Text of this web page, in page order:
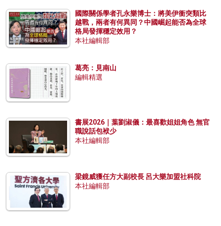
國際關係學者孔永樂博士：將美伊衝突類比
越戰，兩者有何異同？中國崛起能否為全球
格局發揮穩定效用？
本社編輯部
葛亮：見南山
編輯精選
書展2026｜葉劉淑儀：最喜歡姐姐角色 無官
職說話包袱少
本社編輯部
梁鏡威獲任方大副校長 呂大樂加盟社科院
本社編輯部